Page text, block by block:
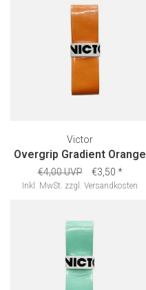
Victor
Overgrip Gradient Orange
€4,00 UVP €3,50 *
Inkl. MwSt. zzgl. Versandkosten